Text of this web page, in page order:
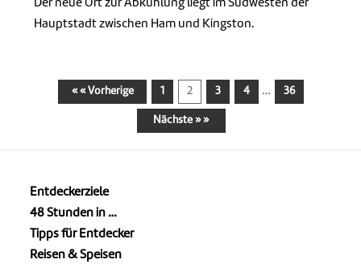
Der neue Ort zur Abkühlung liegt im Südwesten der
Hauptstadt zwischen Ham und Kingston.
« « Vorherige 1 2 3 4 … 36
Nächste » »
Entdeckerziele
48 Stunden in …
Tipps für Entdecker
Reisen & Speisen